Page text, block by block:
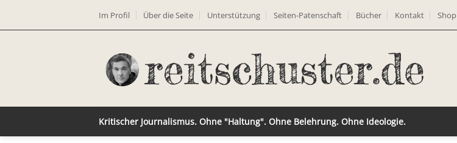
Im Profil Über die Seite Unterstützung Seiten-Patenschaft Bücher Kontakt Shop
Kritischer Journalismus. Ohne "Haltung". Ohne Belehrung. Ohne Ideologie.